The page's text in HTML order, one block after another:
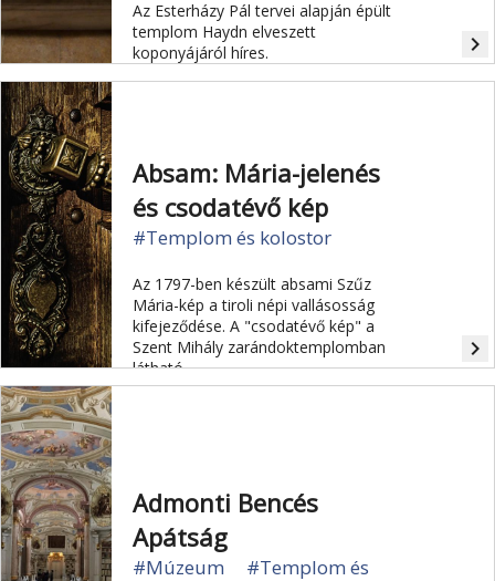
Az Esterházy Pál tervei alapján épült
templom Haydn elveszett
koponyájáról híres.
navigate_next
Absam: Mária-jelenés
és csodatévő kép
#Templom és kolostor
Az 1797-ben készült absami Szűz
Mária-kép a tiroli népi vallásosság
kifejeződése. A "csodatévő kép" a
Szent Mihály zarándoktemplomban
látható.
navigate_next
Admonti Bencés
Apátság
#Múzeum
#Templom és